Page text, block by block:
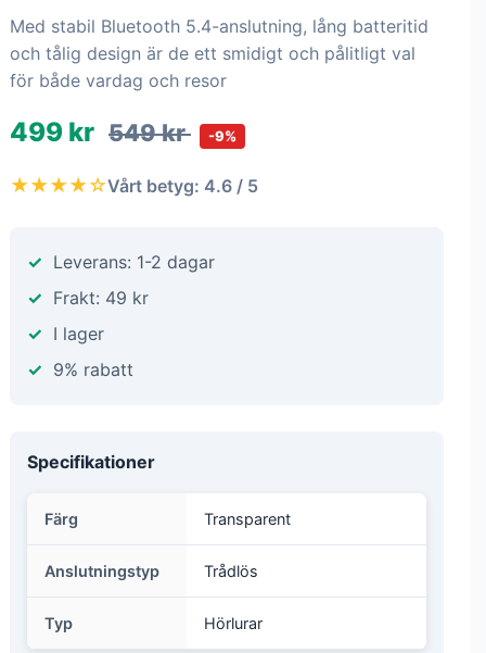
Med stabil Bluetooth 5.4-anslutning, lång batteritid
och tålig design är de ett smidigt och pålitligt val
för både vardag och resor
499 kr 549 kr -9%
★★★★☆Vårt betyg: 4.6 / 5
Leverans: 1-2 dagar
Frakt: 49 kr
I lager
9% rabatt
Specifikationer
Färg Transparent
Anslutningstyp Trådlös
Typ Hörlurar